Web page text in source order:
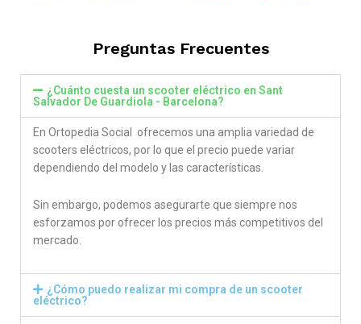
Preguntas Frecuentes
¿Cuánto cuesta un scooter eléctrico en Sant
Salvador De Guardiola - Barcelona?
En Ortopedia Social ofrecemos una amplia variedad de
scooters eléctricos, por lo que el precio puede variar
dependiendo del modelo y las características.
Sin embargo, podemos asegurarte que siempre nos
esforzamos por ofrecer los precios más competitivos del
mercado.
¿Cómo puedo realizar mi compra de un scooter
eléctrico?